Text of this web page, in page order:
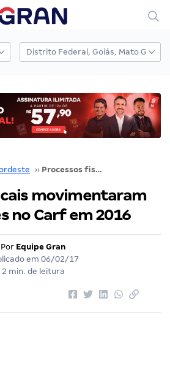
›› Processos fiscais movimentaram R$ 244 bilhões no Carf em 2016
movimentaram
no Carf em 2016
Por Equipe Gran
em 06/02/17
2 min. de leitura